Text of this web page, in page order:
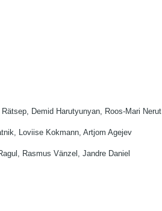
Rätsep, Demid Harutyunyan, Roos-Mari Nerut
Loviise Kokmann, Artjom Agejev
Rasmus Vänzel, Jandre Daniel